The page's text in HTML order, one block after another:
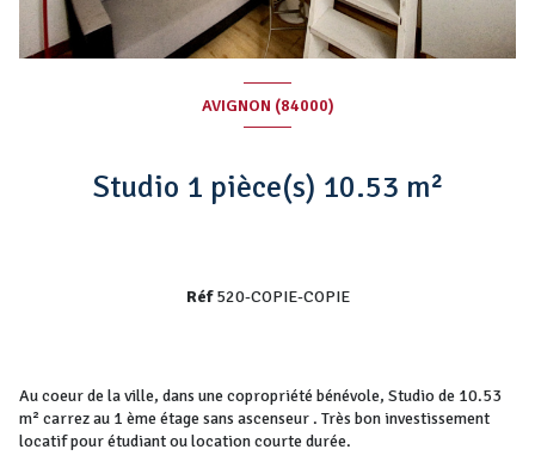
AVIGNON (84000)
Studio 1 pièce(s) 10.53 m²
Réf520-COPIE-COPIE
Au coeur de la ville, dans une copropriété bénévole, Studio de 10.53
m² carrez au 1 ème étage sans ascenseur . Très bon investissement
locatif pour étudiant ou location courte durée.